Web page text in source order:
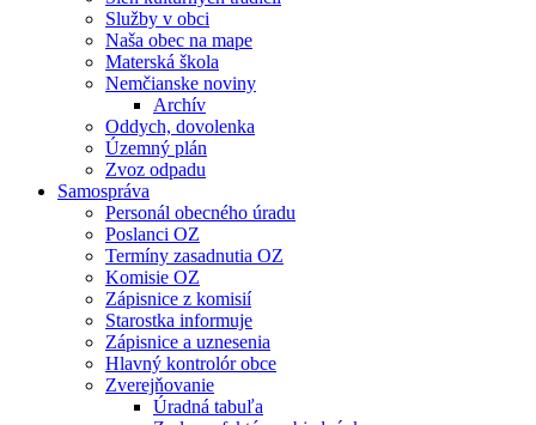
Služby v obci
Naša obec na mape
Materská škola
Nemčianske noviny
Archív
Oddych, dovolenka
Územný plán
Zvoz odpadu
Samospráva
Personál obecného úradu
Poslanci OZ
Termíny zasadnutia OZ
Komisie OZ
Zápisnice z komisií
Starostka informuje
Zápisnice a uznesenia
Hlavný kontrolór obce
Zverejňovanie
Úradná tabuľa